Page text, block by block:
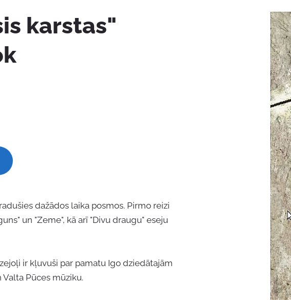
karstas"
dažādos laika posmos. Pirmo reizi
un "Zeme", kā arī "Divu draugu" eseju
ir kļuvuši par pamatu Igo dziedātajām
Pūces mūziku.